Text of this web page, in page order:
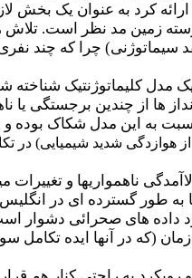
کرد به عنوان یک بخش
زمین مد نظر است. تلاش
چرا که چند
ها از چندین برجستگی یا
به این مدل شکاک
هوازدگی شدید شیمیایی) در
ناهمواریها و
طور گسترده ای در انگلیس
های صحرائی دشوار
(که در آنها ایده تکامل